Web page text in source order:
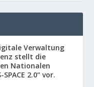
Verwaltung
stellt die
Nationalen
2.0“ vor.